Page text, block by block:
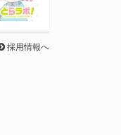
採用情報へ